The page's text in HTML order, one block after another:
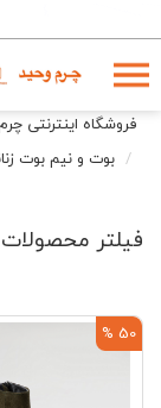
فروشگاه اینترنتی
بوت و نیم بوت
فیلتر محصولات
50 %